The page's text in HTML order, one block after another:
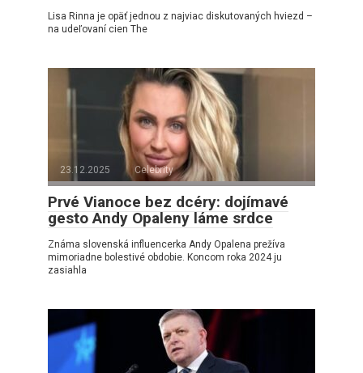
Lisa Rinna je opäť jednou z najviac diskutovaných hviezd –
na udeľovaní cien The
23.12.2025 Celebrity
Prvé Vianoce bez dcéry: dojímavé
gesto Andy Opaleny láme srdce
Známa slovenská influencerka Andy Opalena prežíva
mimoriadne bolestivé obdobie. Koncom roka 2024 ju
zasiahla